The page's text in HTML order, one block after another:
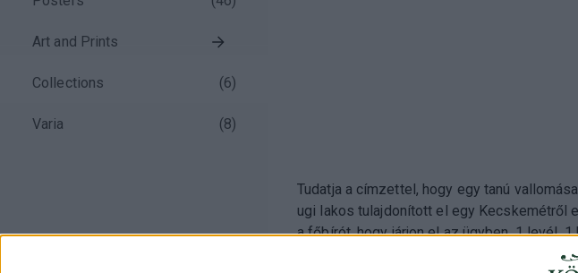
Art and Prints
Collections (6)
Varia (8)
Tudatja a címzettel, hogy egy tanú
ugi lakos tulajdonított el egy Kecskemétről
a főbírót, hogy járjon el az ügyben. 1 levél, 1 beírt oldal. A
felbontás során enyhén megsérült, piros